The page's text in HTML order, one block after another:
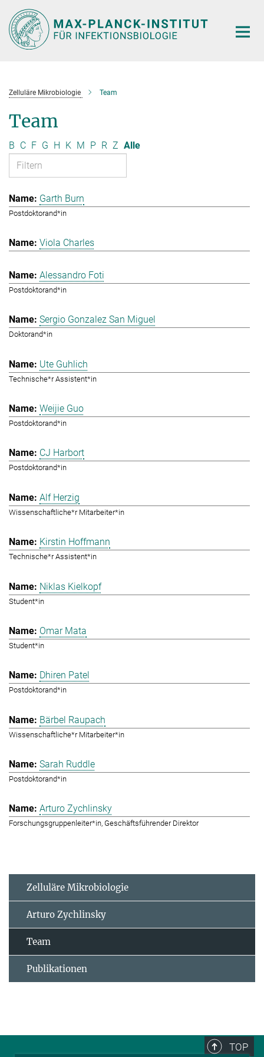
Hauptinhalt
Zelluläre Mikrobiologie Team
Team
B C F G H K M P R Z Alle
Garth Burn
Postdoktorand*in
Viola Charles
Alessandro Foti
Postdoktorand*in
Sergio Gonzalez San Miguel
Doktorand*in
Ute Guhlich
Technische*r Assistent*in
Weijie Guo
Postdoktorand*in
CJ Harbort
Postdoktorand*in
Alf Herzig
Wissenschaftliche*r Mitarbeiter*in
Kirstin Hoffmann
Technische*r Assistent*in
Niklas Kielkopf
Student*in
Omar Mata
Student*in
Dhiren Patel
Postdoktorand*in
Bärbel Raupach
Wissenschaftliche*r Mitarbeiter*in
Sarah Ruddle
Postdoktorand*in
Arturo Zychlinsky
Forschungsgruppenleiter*in, Geschäftsführender Direktor
Zelluläre Mikrobiologie
Arturo Zychlinsky
Team
Publikationen
TOP